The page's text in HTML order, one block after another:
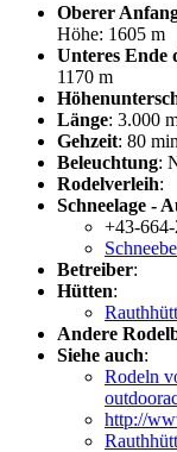
Oberer
Höhe: 1605 m
Unteres Ende
1170 m
Länge: 3.000
Gehzeit: 80 min
Beleuchtung:
Rodelverleih:
Schneelage -
+43-
Betreiber:
Hütten:
Andere
Siehe auch:
Rodeln
http://